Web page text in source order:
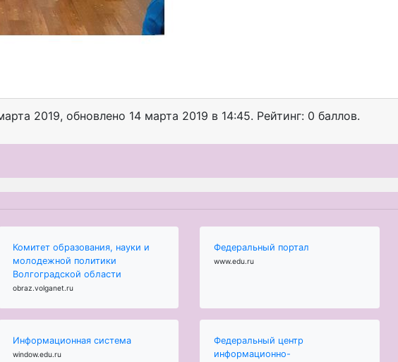
2019, обновлено 14 марта 2019 в 14:45. Рейтинг: 0 баллов.
Комитет образования, науки и
молодежной политики
Волгоградской области
obraz.volganet.ru
Федеральный портал
www.edu.ru
Информационная система
window.edu.ru
Федеральный центр
информационно-